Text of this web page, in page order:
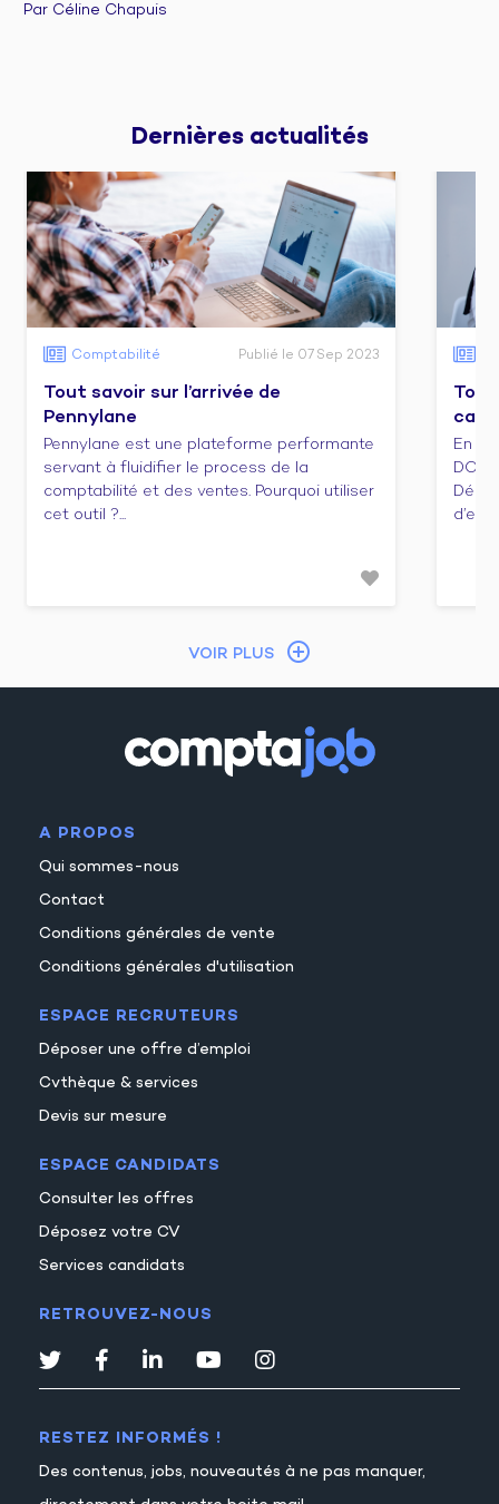
Par Céline Chapuis
Dernières actualités
Comptabilité Publié le 07 Sep 2023
Tout savoir sur l’arrivée de
Pennylane
Pennylane est une plateforme performante
servant à fluidifier le process de la
comptabilité et des ventes. Pourquoi utiliser
cet outil ?...
En
DCG
VOIR PLUS
A PROPOS
Qui sommes-nous
Contact
Conditions générales de vente
Conditions générales d'utilisation
ESPACE RECRUTEURS
Déposer une offre d’emploi
Cvthèque & services
Devis sur mesure
ESPACE CANDIDATS
Consulter les offres
Déposez votre CV
Services candidats
RETROUVEZ-NOUS
RESTEZ INFORMÉS !
Des contenus, jobs, nouveautés à ne pas manquer,